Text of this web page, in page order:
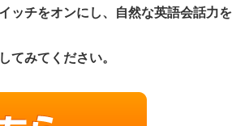
ッチをオンにし、自然な英語会話力を
てみてください。